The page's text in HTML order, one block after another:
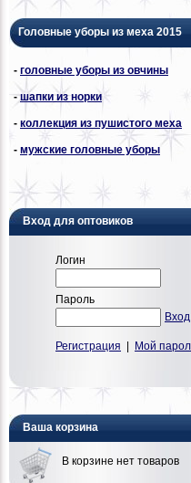
Головные уборы из меха 2015
- головные уборы из овчины
-шапки из норки
- коллекция из пушистого меха
- мужские головные уборы
Вход для оптовиков
Логин
Пароль
Вход
Регистрация Мой
Ваша корзина
В корзине нет товаров